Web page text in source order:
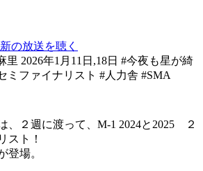
の放送を聴く
里 2026年1月11日,18日 #今夜も星が綺
ミファイナリスト #人力舎 #SMA
、２週に渡って、M-1 2024と2025 ２
スト！
登場。